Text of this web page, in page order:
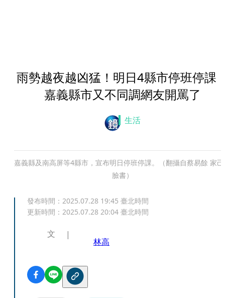
雨勢越夜越凶猛！明日4縣市停班停
嘉義縣市又不同調網友開罵了
生活
嘉義縣及南高屏等4縣市，宣布明日停班停課。（翻攝自蔡易餘 家
臉書）
發布時間： 2025.07.28 19:45 臺北時間
更新時間： 2025.07.28 20:04 臺北時間
文
林高